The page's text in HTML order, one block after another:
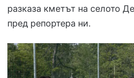
разказа кметът на селото
пред репортера ни.